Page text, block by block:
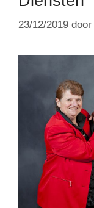
23/12/2019 door